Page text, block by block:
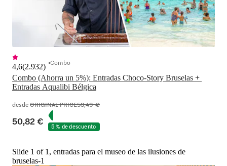
Combo (Ahorra un 5%): Entradas Choco-Story Bruselas +
Entradas Aqualibi Bélgica
4,6(2.932) Combo
desdeORIGINAL PRICE53,49 €
50,82 € 5 % de descuento
Slide 1 of 1, entradas para el museo de las ilusiones de
bruselas-1